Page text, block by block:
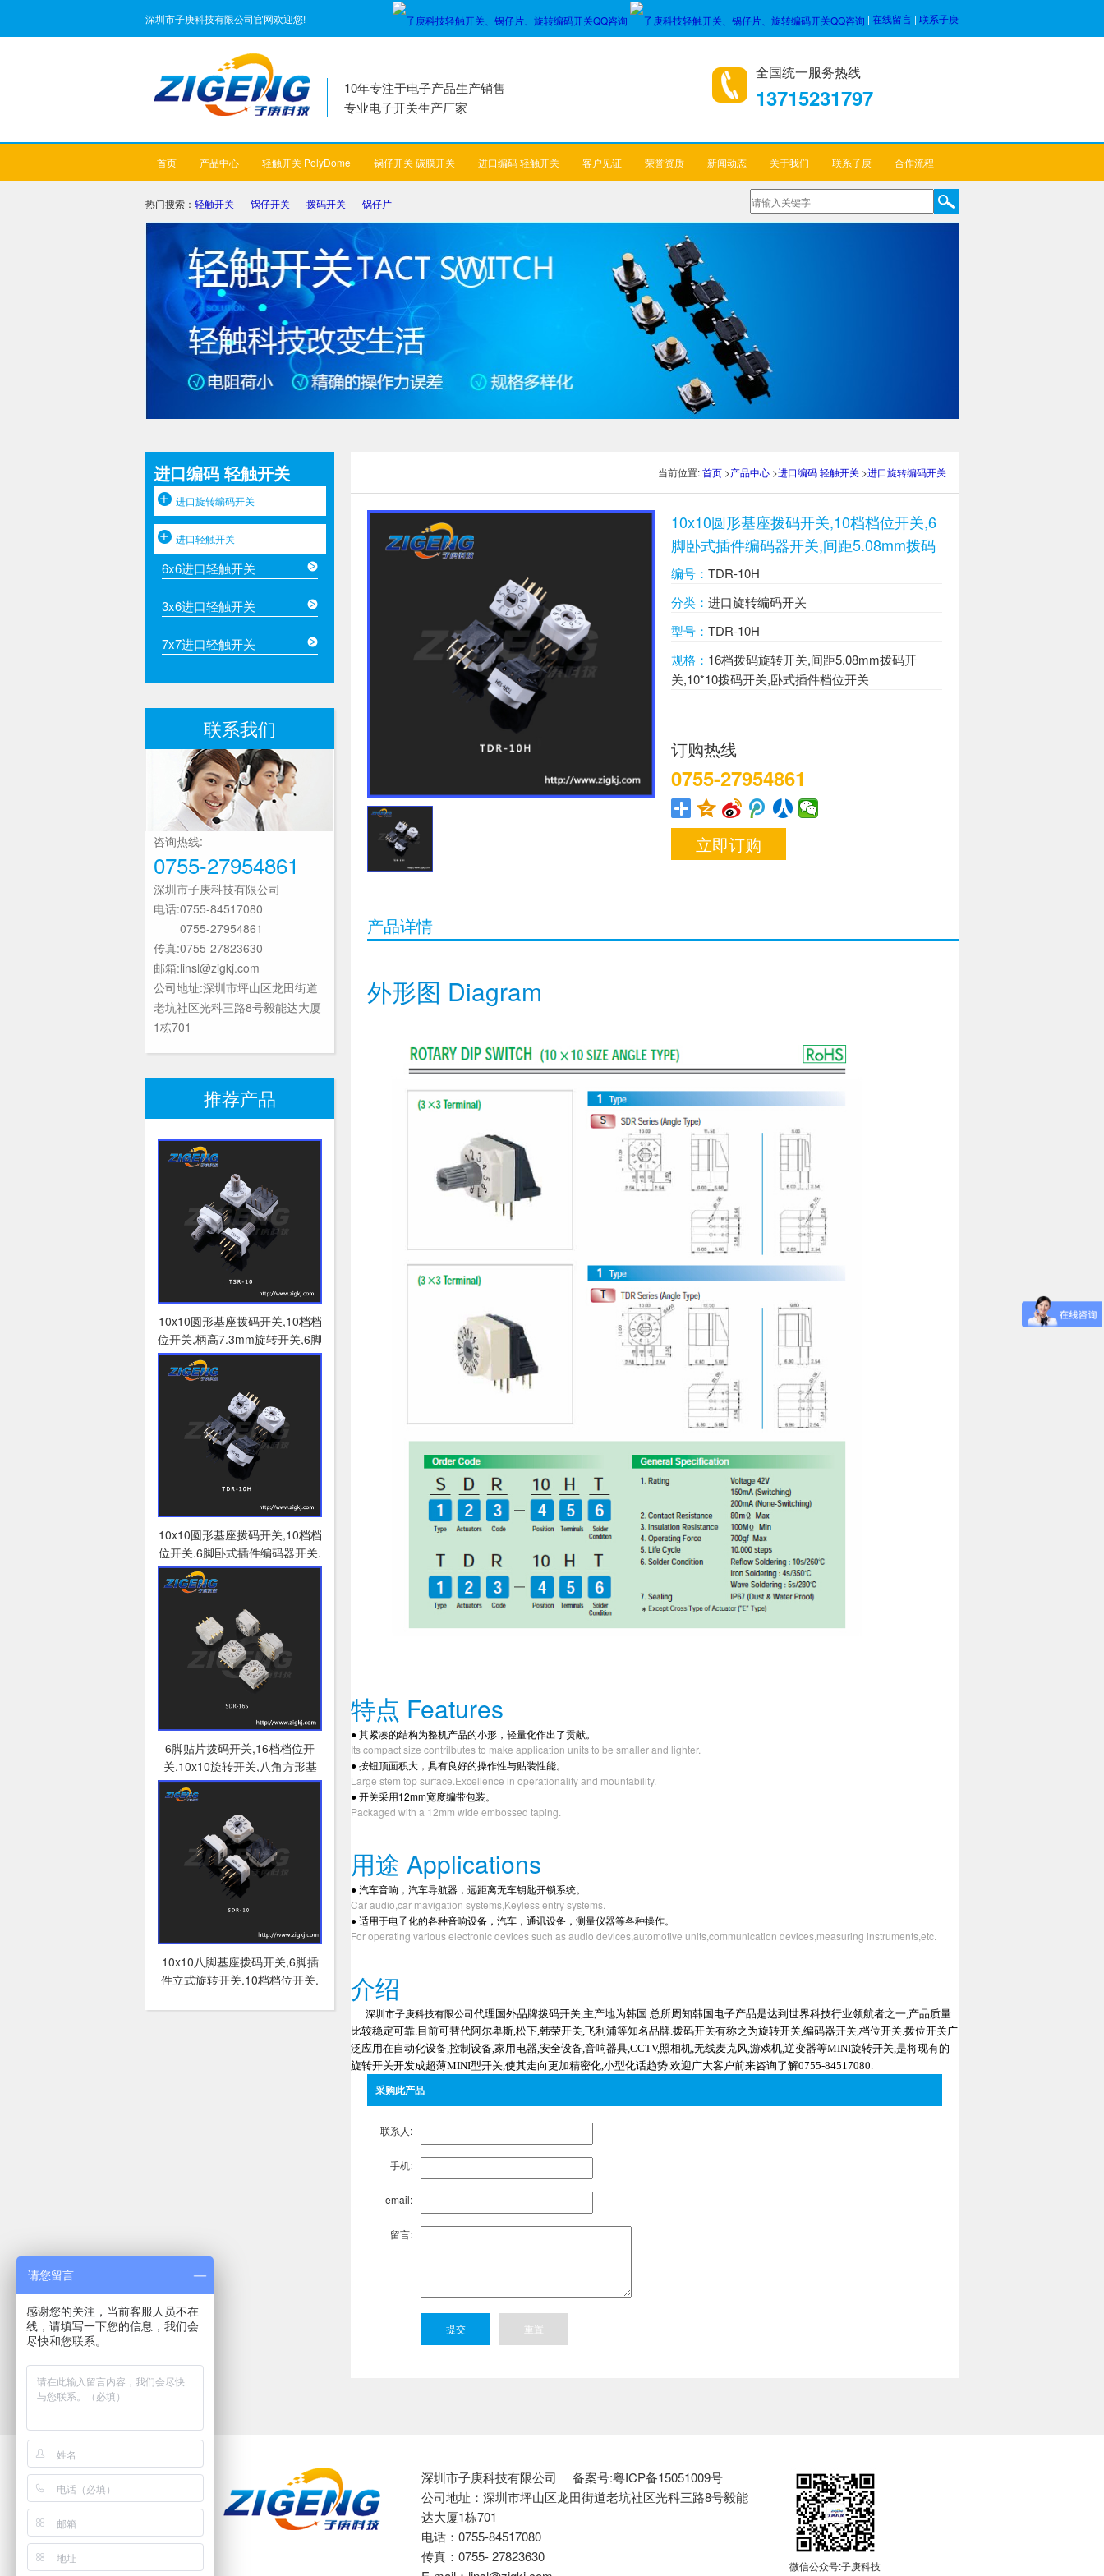
深圳市子庚科技有限公司官网欢迎您! | 在线留言 | 联系子庚
10年专注于电子产品生产销售
专业电子开关生产厂家
全国统一服务热线
13715231797
首页 产品中心 轻触开关 PolyDome 锅仔开关 碳膜开关 进口编码 轻触开关 客户见证 荣誉资质 新闻动态 关于我们 联系子庚 合作流程
热门搜索： 轻触开关 锅仔开关 拨码开关 锅仔片
当前位置:首页 >产品中心 >进口编码 轻触开关 >进口旋转编码开关
10x10圆形基座拨码开关,10档档位开关,6
脚卧式插件编码器开关,间距5.08mm拨码
开关
编号： TDR-10H
分类： 进口旋转编码开关
型号： TDR-10H
规格： 16档拨码旋转开关,间距5.08mm拨码开
关,10*10拨码开关,卧式插件档位开关
订购热线
0755-27954861
立即订购
产品详情
外形图 Diagram
特点 Features
●其紧凑的结构为整机产品的小形，轻量化作出了贡献。
Its compact size contrilbutes to make application units to be smaller and lighter.
●按钮顶面积大，具有良好的操作性与贴装性能。
Large stem top surface.Excellence in operationality and mountability.
●开关采用12mm宽度编带包装。
Packaged with a 12mm wide embossed taping.
用途 Applications
●汽车音响，汽车导航器，远距离无车钥匙开锁系统。
Car audio,car mavigation systems,Keyless entry systems.
●适用于电子化的各种音响设备，汽车，通讯设备，测量仪器等各种操作。
For operating various electronic devices such as audio devices,automotive units,communication devices,measuring instruments,etc.
介绍
深圳市子庚科技有限公司 代理国外品牌拨码开关,主产地为韩国.总所周知韩国电子产品是达到世界科技行业领航者之一,产品质量
比较稳定可靠.目前可替代阿尔卑斯,松下,韩荣开关,飞利浦等知名品牌.拨码开关有称之为旋转开关,编码器开关,档位开关.拨位开关广
泛应用在自动化设备,控制设备,家用电器,安全设备,音响器具,CCTV,照相机,无线麦克风,游戏机,逆变器等MINI旋转开关,是将现有的
旋转开关开发成超薄MINI型开关,使其走向更加精密化,小型化话趋势.欢迎广大客户前来咨询了解0755-84517080.
采购此产品
联系人:
手机:
email:
留言:
进口编码 轻触开关
进口旋转编码开关
进口轻触开关
6x6进口轻触开关
3x6进口轻触开关
7x7进口轻触开关
联系我们
咨询热线:
0755-27954861
深圳市子庚科技有限公司
电话:0755-84517080
0755-27954861
传真:0755-27823630
邮箱:linsl@zigkj.com
公司地址:深圳市坪山区龙田街道
老坑社区光科三路8号毅能达大厦
1栋701
推荐产品
10x10圆形基座拨码开关,10档档
位开关,柄高7.3mm旋转开关,6脚
插件立式拨码开关
10x10圆形基座拨码开关,10档档
位开关,6脚卧式插件编码器开关,
间距5.08mm拨码开关
6脚贴片拨码开关,16档档位开
关,10x10旋转开关,八角方形基
座编码器开关
10x10八脚基座拨码开关,6脚插
件立式旋转开关,10档档位开关,
深圳市子庚科技有限公司 备案号:粤ICP备15051009号
公司地址：深圳市坪山区龙田街道老坑社区光科三路8号毅能
达大厦1栋701
电话：0755-84517080
传真：0755- 27823630
微信公众号:子庚科技
请您留言
感谢您的关注，当前客服人员不在
线，请填写一下您的信息，我们会
尽快和您联系。